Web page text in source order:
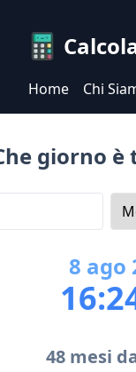
Home Chi
giorno è
8 ago
48 mesi